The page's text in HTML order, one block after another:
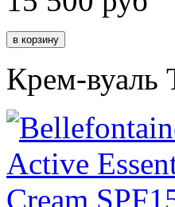
Крем-вуаль